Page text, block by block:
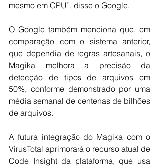
mesmo em CPU”, disse o Google.
O Google também menciona que, em
comparação com o sistema anterior,
que dependia de regras artesanais, o
Magika melhora a precisão da
detecção de tipos de arquivos em
50%, conforme demonstrado por uma
média semanal de centenas de bilhões
de arquivos.
A futura integração do Magika com o
VirusTotal aprimorará o recurso atual de
Code Insight da plataforma, que usa